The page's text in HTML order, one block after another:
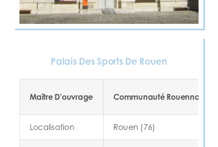
Palais Des Sports De Rouen
Maître D’ouvrage Communauté Rouennaise
Localisation Rouen (76)